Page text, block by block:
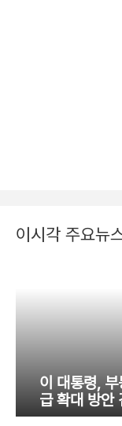
이시각 주요뉴
이 대통령,
급 확대 방안